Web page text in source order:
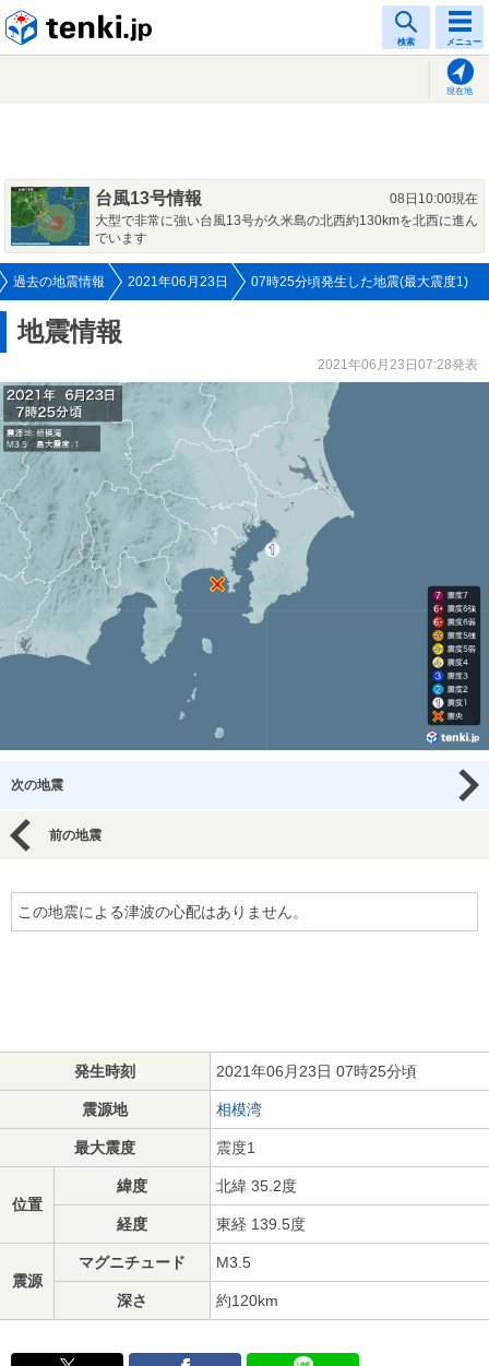
検索 メニュー
現在地
台風13号情報
08日10:00現在
大型で非常に強い台風13号が久米島の北西約130kmを北西に進ん
でいます
過去の地震情報 2021年06月23日 07時25分頃発生した地震(最大震度1)
地震情報
2021年06月23日07:28発表
次の地震
前の地震
この地震による津波の心配はありません。
発生時刻 2021年06月23日 07時25分頃
震源地 相模湾
最大震度 震度1
位置
緯度 北緯 35.2度
経度 東経 139.5度
震源
マグニチュード M3.5
深さ 約120km